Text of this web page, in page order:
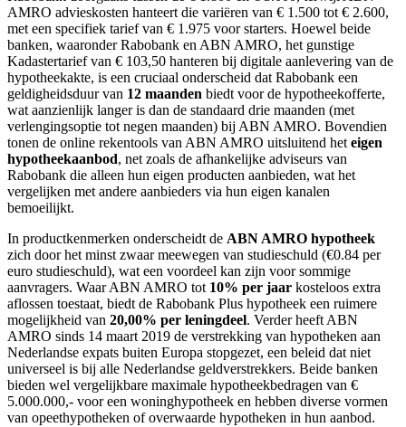
AMRO advieskosten hanteert die variëren van € 1.500 tot € 2.600,
met een specifiek tarief van € 1.975 voor starters. Hoewel beide
banken, waaronder Rabobank en ABN AMRO, het gunstige
Kadastertarief van € 103,50 hanteren bij digitale aanlevering van de
hypotheekakte, is een cruciaal onderscheid dat Rabobank een
geldigheidsduur van 12 maanden biedt voor de hypotheekofferte,
wat aanzienlijk langer is dan de standaard drie maanden (met
verlengingsoptie tot negen maanden) bij ABN AMRO. Bovendien
tonen de online rekentools van ABN AMRO uitsluitend het eigen
hypotheekaanbod, net zoals de afhankelijke adviseurs van
Rabobank die alleen hun eigen producten aanbieden, wat het
vergelijken met andere aanbieders via hun eigen kanalen
bemoeilijkt.
In productkenmerken onderscheidt de ABN AMRO hypotheek
zich door het minst zwaar meewegen van studieschuld (€0.84 per
euro studieschuld), wat een voordeel kan zijn voor sommige
aanvragers. Waar ABN AMRO tot 10% per jaar kosteloos extra
aflossen toestaat, biedt de Rabobank Plus hypotheek een ruimere
mogelijkheid van 20,00% per leningdeel. Verder heeft ABN
AMRO sinds 14 maart 2019 de verstrekking van hypotheken aan
Nederlandse expats buiten Europa stopgezet, een beleid dat niet
universeel is bij alle Nederlandse geldverstrekkers. Beide banken
bieden wel vergelijkbare maximale hypotheekbedragen van €
5.000.000,- voor een woninghypotheek en hebben diverse vormen
van opeethypotheken of overwaarde hypotheken in hun aanbod.